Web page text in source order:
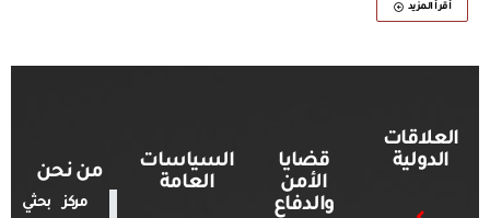
أقرأ المزيد
العلاقات
الدولية
قضايا
الأمن
والدفاع
السياسات
العامة
من نحن
مركز بحثي